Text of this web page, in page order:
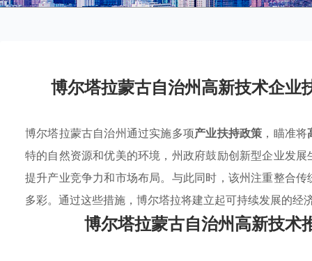
博尔塔拉蒙古自治州高新技术企业
博尔塔拉蒙古自治州通过实施多项产业扶持政策 ，瞄准将
特的自然资源和优美的环境，州政府鼓励创新型企业发
提升产业竞争力和市场布局。与此同时，该州注重整合
多彩。通过这些措施，博尔塔拉将建立起可持续发展的经
博尔塔拉蒙古自治州高新技术